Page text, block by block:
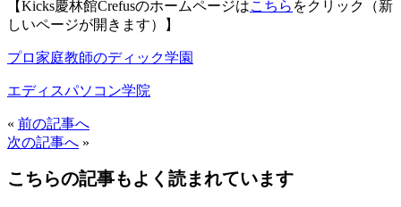
【Kicks慶林館Crefusのホームページはこちら をクリック（新
しいページが開きます）】
プロ家庭教師のディック学園
エディスパソコン学院
« 前の記事へ
次の記事へ »
こちらの記事もよく読まれています